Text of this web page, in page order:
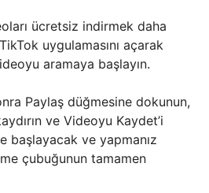
ücretsiz indirmek daha
uygulamasını açarak
aramaya başlayın.
Paylaş düğmesine dokunun,
ve Videoyu Kaydet’i
başlayacak ve yapmanız
çubuğunun tamamen